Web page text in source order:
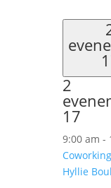
2
17
9:00 am -
Hyllie